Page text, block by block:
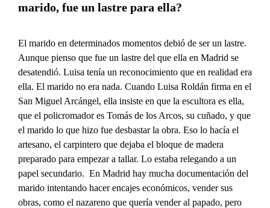
marido, fue un lastre para ella?
El marido en determinados momentos debió de ser un lastre.
Aunque pienso que fue un lastre del que ella en Madrid se
desatendió. Luisa tenía un reconocimiento que en realidad era
ella. El marido no era nada. Cuando Luisa Roldán firma en el
San Miguel Arcángel, ella insiste en que la escultora es ella,
que el policromador es Tomás de los Arcos, su cuñado, y que
el marido lo que hizo fue desbastar la obra. Eso lo hacía el
artesano, el carpintero que dejaba el bloque de madera
preparado para empezar a tallar. Lo estaba relegando a un
papel secundario. En Madrid hay mucha documentación del
marido intentando hacer encajes económicos, vender sus
obras, como el nazareno que quería vender al papado, pero